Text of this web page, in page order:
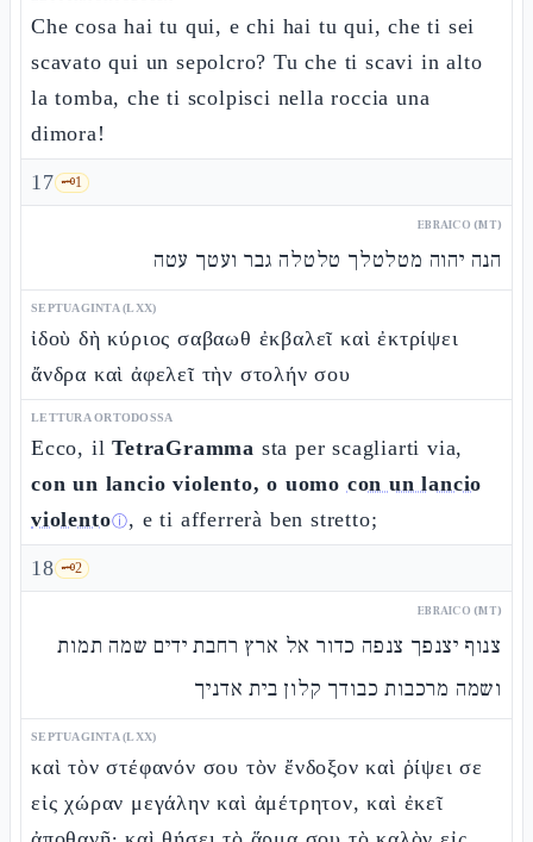
Che cosa hai tu qui, e chi hai tu qui, che ti sei
scavato qui un sepolcro? Tu che ti scavi in alto
la tomba, che ti scolpisci nella roccia una
dimora!
17 🗝️1
EBRAICO (MT)
הנה יהוה מטלטלך טלטלה גבר ועטך עטה
SEPTUAGINTA (LXX)
ἰδοὺ δὴ κύριος σαβαωθ ἐκβαλεῖ καὶ ἐκτρίψει
ἄνδρα καὶ ἀφελεῖ τὴν στολήν σου
LETTURA ORTODOSSA
Ecco, ilTetraGramma sta per scagliarti via,
con un lancio violento, o uomo con un lancio
violentoⓘ, e ti afferrerà ben stretto;
18 🗝️2
EBRAICO (MT)
צנוף יצנפך צנפה כדור אל ארץ רחבת ידים שמה תמות
ושמה מרכבות כבודך קלון בית אדניך
SEPTUAGINTA (LXX)
καὶ τὸν στέφανόν σου τὸν ἔνδοξον καὶ ῥίψει σε
εἰς χώραν μεγάλην καὶ ἀμέτρητον, καὶ ἐκεῖ